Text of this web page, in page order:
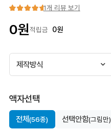
1개 리뷰 보기
0원적립금 0원
제작방식
액자선택
전체(56종) 선택안함(그림만)